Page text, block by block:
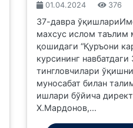
01.04.2024 376
️37-давра
махсус ислом таълим
қошидаги “Қуръони
курсининг
тингловчилари
муносабат билан
ишлари бўйича
Х.Мардонов,...